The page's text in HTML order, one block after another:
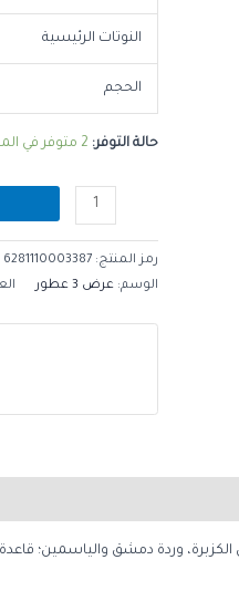
النوتات الرئيسية
الحجم
حالة التوفر: 2 متوفر في المخزون
رمز المنتج: 6281110003387
الوسم: عرض 3 عطور
وردة دمشق والياسمين؛